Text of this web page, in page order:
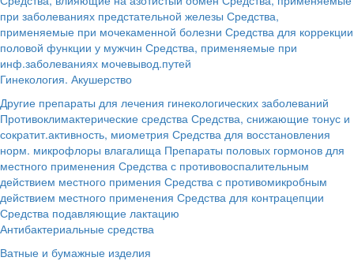
при заболеваниях предстательной железы Средства,
применяемые при мочекаменной болезни Средства для коррекции
половой функции у мужчин Средства, применяемые при
инф.заболеваниях мочевывод.путей
Гинекология. Акушерство
Другие препараты для лечения гинекологических заболеваний
Противоклимактерические средства Средства, снижающие тонус и
сократит.активность, миометрия Средства для восстановления
норм. микрофлоры влагалища Препараты половых гормонов для
местного применения Средства с противовоспалительным
действием местного примения Средства с противомикробным
действием местного применения Средства для контрацепции
Средства подавляющие лактацию
Антибактериальные средства
Ватные и бумажные изделия